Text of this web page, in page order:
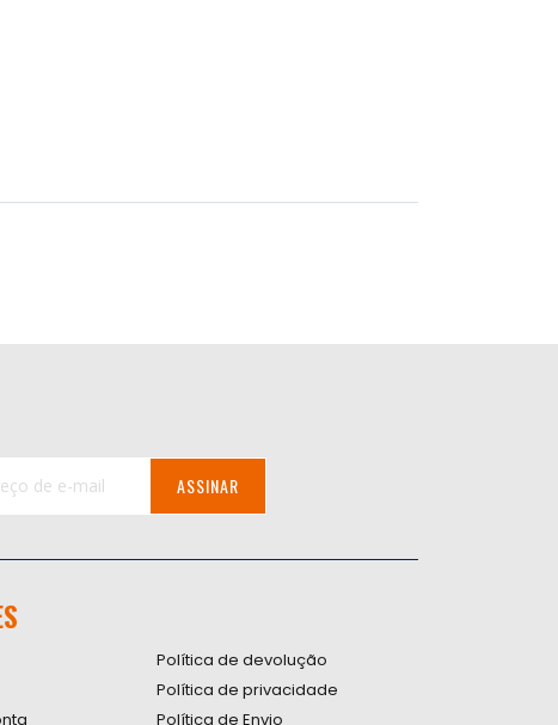
ASSINAR
Política de devolução
Política de privacidade
Política de Envio